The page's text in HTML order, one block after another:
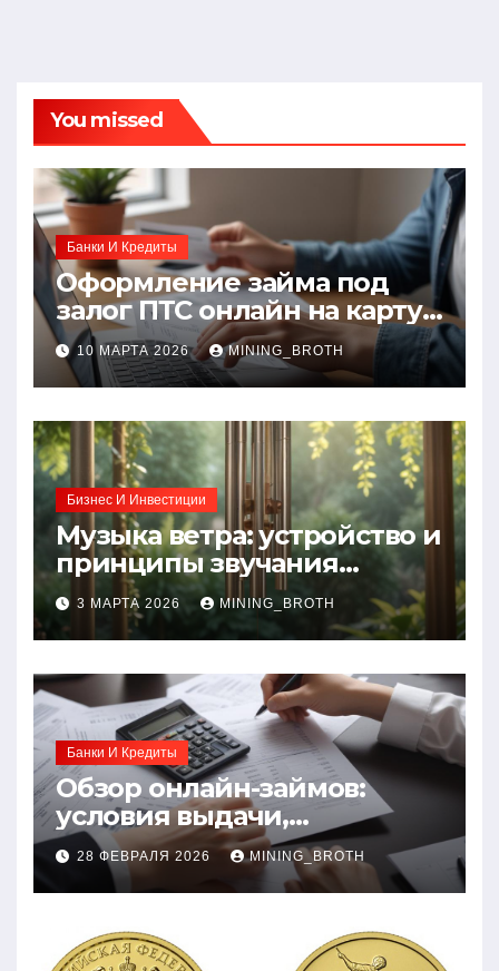
You missed
Банки И Кредиты
Оформление займа под
залог ПТС онлайн на карту
без визита в офис: порядок,
требования и документы
10 МАРТА 2026 MINING_BROTH
Бизнес И Инвестиции
Музыка ветра: устройство и
принципы звучания
колокольчиков
3 МАРТА 2026 MINING_BROTH
Банки И Кредиты
Обзор онлайн-займов:
условия выдачи,
процентные ставки и
требования к заемщикам
28 ФЕВРАЛЯ 2026 MINING_BROTH